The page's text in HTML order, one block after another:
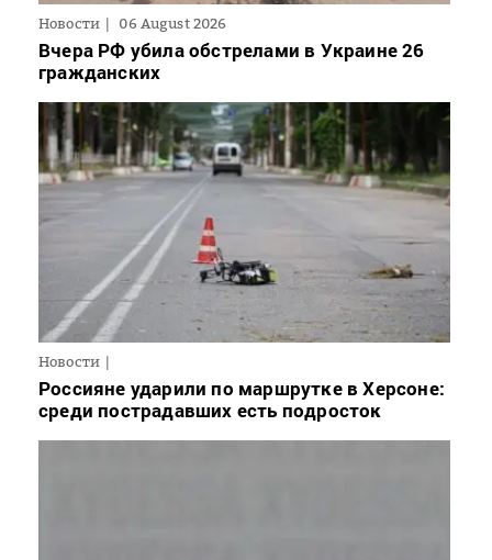
Новости 06 August 2026
Вчера РФ убила обстрелами в Украине 26
гражданских
Новости
Россияне ударили по маршрутке в Херсоне:
среди пострадавших есть подросток